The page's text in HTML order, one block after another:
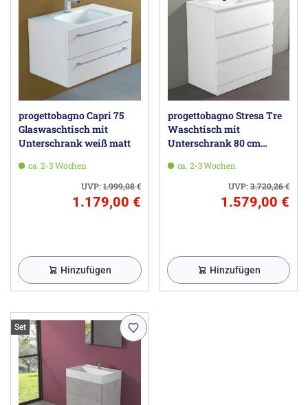
progettobagno Capri 75
Glaswaschtisch mit
Unterschrank weiß matt
ca. 2-3 Wochen
UVP:1.999,08€
1.179,00 €
Hinzufügen
progettobagno Stresa Tre
Waschtisch mit
Unterschrank 80 cm
ca. 2-3 Wochen
UVP:3.720,26€
1.579,00 €
Hinzufügen
Set